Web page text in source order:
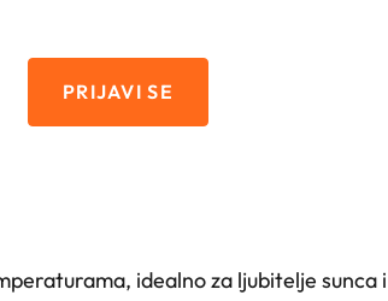
PRIJAVI SE
idealno za ljubitelje sunca i